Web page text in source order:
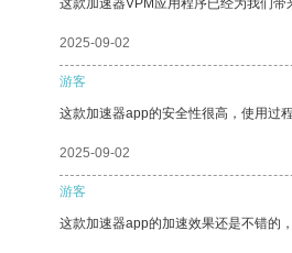
这款加速器VPM应用程序已经为我们带
2025-09-02
游客
这款加速器app的安全性很高，使用过
2025-09-02
游客
这款加速器app的加速效果还是不错的